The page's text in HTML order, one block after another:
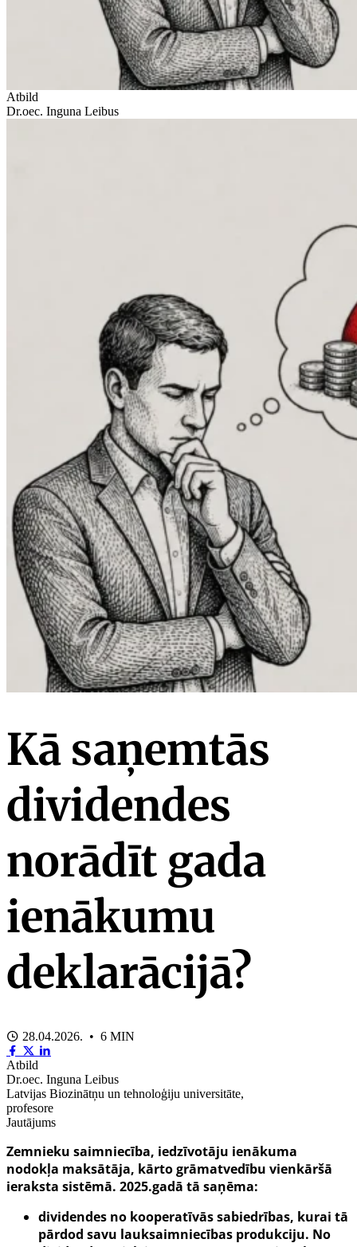
Atbild
Dr.oec. Inguna Leibus
Kā saņemtās
dividendes
norādīt gada
ienākumu
deklarācijā?
28.04.2026. • 6 MIN
Atbild
Dr.oec. Inguna Leibus
Latvijas Biozinātņu un tehnoloģiju universitāte,
profesore
Jautājums
Zemnieku saimniecība, iedzīvotāju ienākuma
nodokļa maksātāja, kārto grāmatvedību vienkāršā
ieraksta sistēmā. 2025.gadā tā saņēma:
dividendes no kooperatīvās sabiedrības, kurai tā
pārdod savu lauksaimniecības produkciju. No